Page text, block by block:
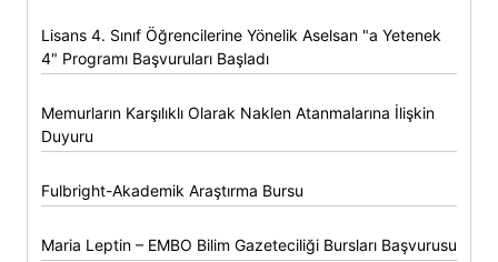
Lisans 4. Sınıf Öğrencilerine Yönelik Aselsan "a Yetenek
4" Programı Başvuruları Başladı
Memurların Karşılıklı Olarak Naklen Atanmalarına İlişkin
Duyuru
Fulbright-Akademik Araştırma Bursu
Maria Leptin – EMBO Bilim Gazeteciliği Bursları Başvurusu